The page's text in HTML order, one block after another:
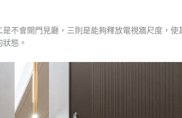
不會開門見廳，三則是能夠釋放電視牆尺度，使
態。